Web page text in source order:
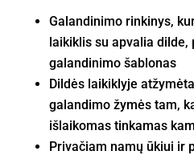
Galandinimo rinkinys,
laikiklis su apvalia dilde,
galandinimo šablonas
Dildės laikiklyje
galandimo žymės tam,
išlaikomas tinkamas
Privačiam namų ūkiui ir